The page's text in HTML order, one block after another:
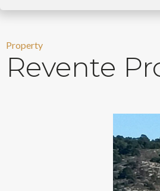
Property
Revente